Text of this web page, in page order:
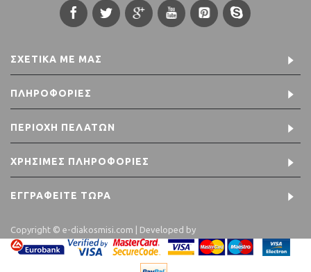
ΣΧΕΤΙΚΆ ΜΕ ΜΑΣ
ΠΛΗΡΟΦΟΡΊΕΣ
ΠΕΡΙΟΧΉ ΠΕΛΑΤΏΝ
ΧΡΉΣΙΜΕΣ ΠΛΗΡΟΦΟΡΊΕΣ
ΕΓΓΡΑΦΕΊΤΕ ΤΏΡΑ
Copyright © e-diakosmisi.com | Developed by